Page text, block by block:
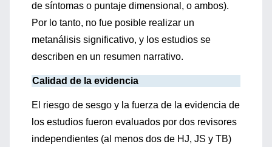
de síntomas o puntaje dimensional, o ambos).
Por lo tanto, no fue posible realizar un
metanálisis significativo, y los estudios se
describen en un resumen narrativo.
Calidad de la evidencia
El riesgo de sesgo y la fuerza de la evidencia de
los estudios fueron evaluados por dos revisores
independientes (al menos dos de HJ, JS y TB)